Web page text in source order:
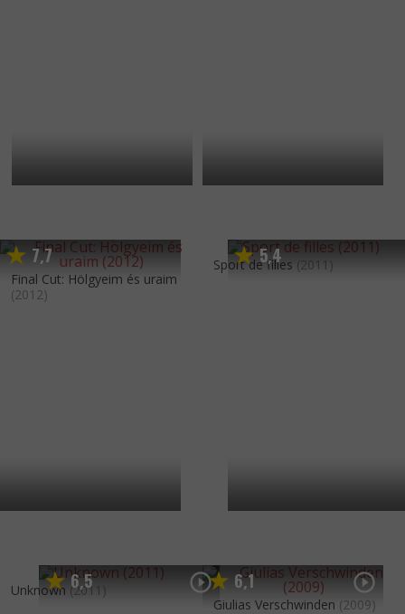
7,7
Final Cut: Hölgyeim és uraim
(2012)
5,4
Sport de filles (2011)
6,5
Unknown (2011) 6,1
Giulias Verschwinden (2009)